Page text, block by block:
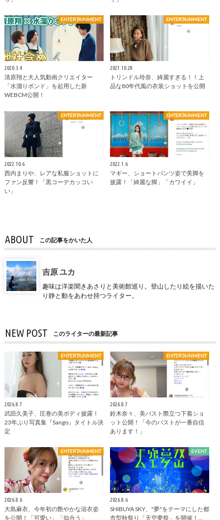
ENTERTAINMENT
2020.3.4
清原翔と大人気動画クリエイター
「水溜りボンド」を起用した新
WEBCM公開！
ENTERTAINMENT
2021.10.28
トリンドル玲奈、綺麗すぎる！！上
品な80年代風の衣装ショットを公開
ENTERTAINMENT
2022.10.6
西内まりや、レアな私服ショットに
ファン反響！「黒コーデカッコい
い」
ENTERTAINMENT
2022.1.6
マギー、ショートパンツ姿で美脚を
披露！「綺麗な脚」「カワイイ」
ABOUT この記事をかいた人
吉原 ユカ
趣味は洋楽聞きあさりと美術館巡り。登山したり絵を描いた
り静と動をあわせ持つライター。
NEW POST このライターの最新記事
ENTERTAINMENT
2026.8.7
武田久美子、圧巻の美ボディ披露！
23年ぶり写真集『Sango』タイトル決
定
ENTERTAINMENT
2026.8.7
鈴木奈々、美バスト際立つ下着ショ
ット公開！「今のバストが一番自信
あります！」
ENTERTAINMENT
2026.8.6
大島麻衣、今年初の艶やかな浴衣姿
を公開！「可愛い」「似合う」
EVENT
2026.8.6
SHIBUYA SKY、"夢"をテーマにした都
市型秋祭り「天空夢祭」を開催！…